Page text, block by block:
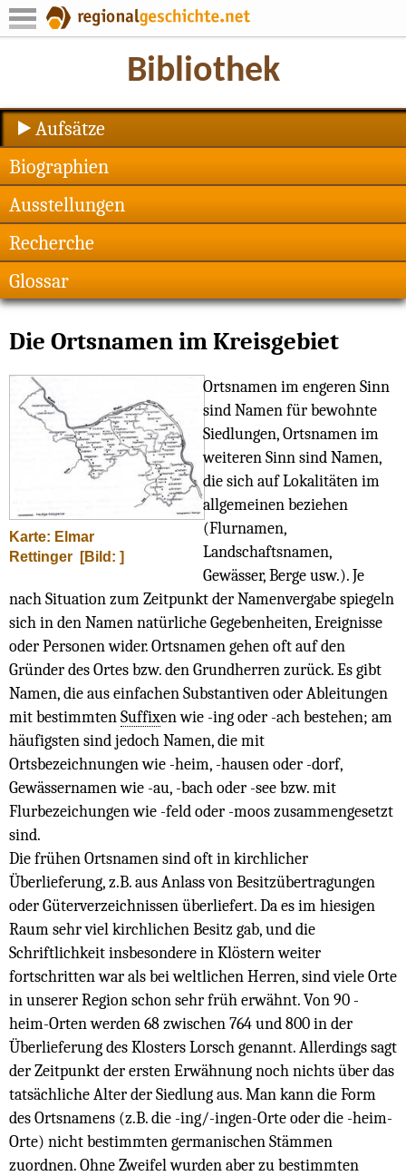
Aufsätze
Biographien
Ausstellungen
Recherche
Glossar
Die Ortsnamen im Kreisgebiet
Karte: Elmar
Rettinger
[Bild: ]
Ortsnamen im engeren Sinn
sind Namen für bewohnte
Siedlungen, Ortsnamen im
weiteren Sinn sind Namen,
die sich auf Lokalitäten im
allgemeinen beziehen
(Flurnamen,
Landschaftsnamen,
Gewässer, Berge usw.). Je
nach Situation zum Zeitpunkt der Namenvergabe spiegeln
sich in den Namen natürliche Gegebenheiten, Ereignisse
oder Personen wider. Ortsnamen gehen oft auf den
Gründer des Ortes bzw. den Grundherren zurück. Es gibt
Namen, die aus einfachen Substantiven oder Ableitungen
mit bestimmten Suffixen wie -ing oder -ach bestehen; am
häufigsten sind jedoch Namen, die mit
Ortsbezeichnungen wie -heim, -hausen oder -dorf,
Gewässernamen wie -au, -bach oder -see bzw. mit
Flurbezeichungen wie -feld oder -moos zusammengesetzt
sind.
Die frühen Ortsnamen sind oft in kirchlicher
Überlieferung, z.B. aus Anlass von Besitzübertragungen
oder Güterverzeichnissen überliefert. Da es im hiesigen
Raum sehr viel kirchlichen Besitz gab, und die
Schriftlichkeit insbesondere in Klöstern weiter
fortschritten war als bei weltlichen Herren, sind viele Orte
in unserer Region schon sehr früh erwähnt. Von 90 -
heim-Orten werden 68 zwischen 764 und 800 in der
Überlieferung des Klosters Lorsch genannt. Allerdings sagt
der Zeitpunkt der ersten Erwähnung noch nichts über das
tatsächliche Alter der Siedlung aus. Man kann die Form
des Ortsnamens (z.B. die -ing/-ingen-Orte oder die -heim-
Orte) nicht bestimmten germanischen Stämmen
zuordnen. Ohne Zweifel wurden aber zu bestimmten